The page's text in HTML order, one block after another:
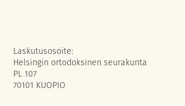
Laskutusosoite:
Helsingin ortodoksinen seurakunta
PL 107
70101 KUOPIO